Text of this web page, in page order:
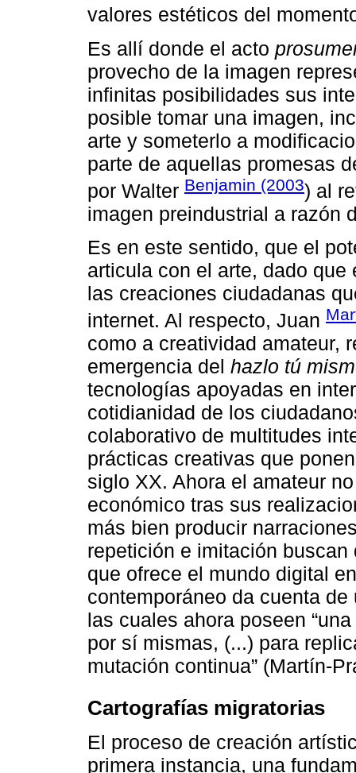
valores estéticos del
Es allí donde el acto
provecho de la imagen
infinitas posibilidades sus
posible tomar una imagen,
arte y someterlo a
parte de aquellas promesas
por Walter Benjamin (2003) al
imagen preindustrial a razón
Es en este sentido, que el
articula con el arte, dado
las creaciones ciudadanas
internet. Al respecto, Juan
como a creatividad amateur,
emergencia del hazlo tú
tecnologías apoyadas en
cotidianidad de los
colaborativo de multitudes
prácticas creativas que
siglo XX. Ahora el amateur
económico tras sus
más bien producir
repetición e imitación
que ofrece el mundo digital
contemporáneo da cuenta
las cuales ahora poseen
por sí mismas, (...) para
mutación continua” (Martín-
Cartografías migratorias
El proceso de creación
primera instancia, una